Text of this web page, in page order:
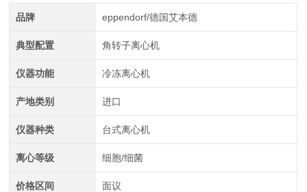
品牌 eppendorf/德国艾本德
典型配置 角转子离心机
仪器功能 冷冻离心机
产地类别 进口
仪器种类 台式离心机
离心等级 细胞/细菌
价格区间 面议